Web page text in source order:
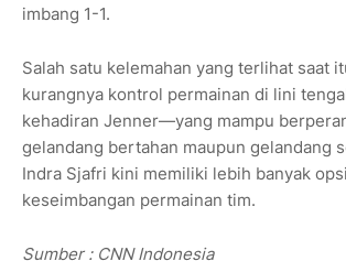
imbang 1-1.
Salah satu kelemahan yang terlihat saat
kurangnya kontrol permainan di lini
kehadiran Jenner—yang mampu
gelandang bertahan maupun gelandang
Indra Sjafri kini memiliki lebih banyak
keseimbangan permainan tim.
Sumber : CNN Indonesia